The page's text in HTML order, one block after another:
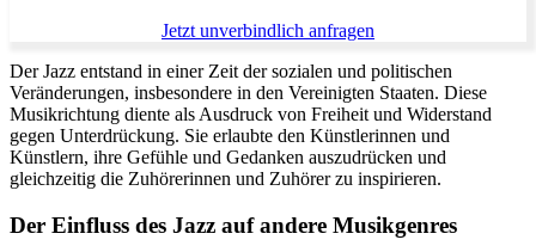
Jetzt unverbindlich anfragen
Der Jazz entstand in einer Zeit der sozialen und politischen
Veränderungen, insbesondere in den Vereinigten Staaten. Diese
Musikrichtung diente als Ausdruck von Freiheit und Widerstand
gegen Unterdrückung. Sie erlaubte den Künstlerinnen und
Künstlern, ihre Gefühle und Gedanken auszudrücken und
gleichzeitig die Zuhörerinnen und Zuhörer zu inspirieren.
Der Einfluss des Jazz auf andere Musikgenres